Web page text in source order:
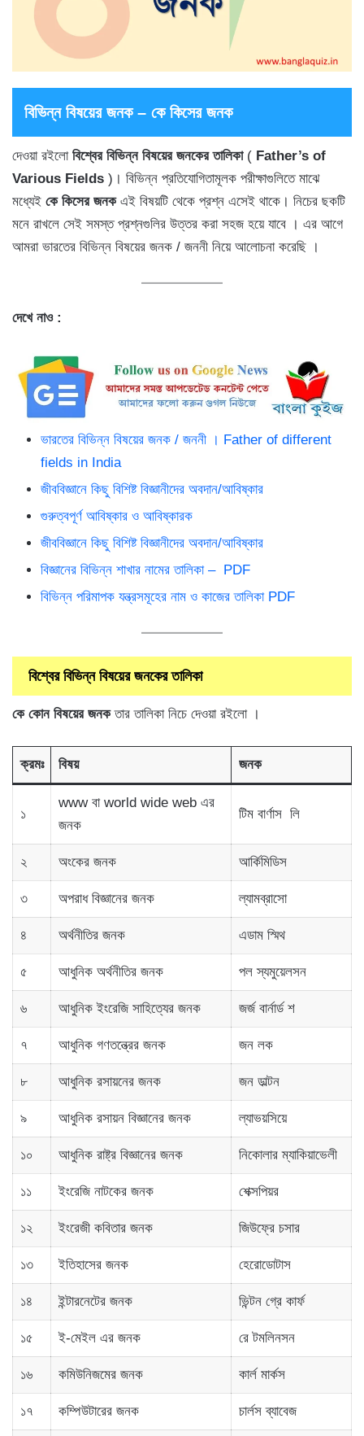
বিভিন্ন বিষয়ের জনক – কে কিসের জনক
দেওয়া রইলো বিশ্বের বিভিন্ন বিষয়ের জনকের তালিকা( Father’s of
Various Fields )। বিভিন্ন প্রতিযোগিতামূলক পরীক্ষাগুলিতে মাঝে
মধ্যেই কে কিসের জনকএই বিষয়টি থেকে প্রশ্ন এসেই থাকে। নিচের ছকটি
মনে রাখলে সেই সমস্ত প্রশ্নগুলির উত্তর করা সহজ হয়ে যাবে । এর আগে
আমরা ভারতের বিভিন্ন বিষয়ের জনক / জননী নিয়ে আলোচনা করেছি ।
দেখে নাও :
ভারতের বিভিন্ন বিষয়ের জনক / জননী । Father of different
fields in India
জীববিজ্ঞানে কিছু বিশিষ্ট বিজ্ঞানীদের অবদান/আবিষ্কার
গুরুত্বপূর্ণ আবিষ্কার ও আবিষ্কারক
জীববিজ্ঞানে কিছু বিশিষ্ট বিজ্ঞানীদের অবদান/আবিষ্কার
বিজ্ঞানের বিভিন্ন শাখার নামের তালিকা – PDF
বিভিন্ন পরিমাপক যন্ত্রসমূহের নাম ও কাজের তালিকা PDF
বিশ্বের বিভিন্ন বিষয়ের জনকের তালিকা
কে কোন বিষয়ের জনকতার তালিকা নিচে দেওয়া রইলো ।
ক্রমঃ বিষয় জনক
১
www বা world wide web এর
জনক
টিম বার্ণাস লি
২ অংকের জনক আর্কিমিডিস
৩ অপরাধ বিজ্ঞানের জনক ল্যামব্রাসো
৪ অর্থনীতির জনক এডাম স্মিথ
৫ আধুনিক অর্থনীতির জনক পল স্যমুয়েলসন
৬ আধুনিক ইংরেজি সাহিত্যের জনক জর্জ বার্নার্ড শ
৭ আধুনিক গণতন্ত্রের জনক জন লক
৮ আধুনিক রসায়নের জনক জন ডাল্টন
৯ আধুনিক রসায়ন বিজ্ঞানের জনক ল্যাভয়সিয়ে
১০ আধুনিক রাষ্ট্র বিজ্ঞানের জনক নিকোলার ম্যাকিয়াভেলী
১১ ইংরেজি নাটকের জনক শেক্সপিয়র
১২ ইংরেজী কবিতার জনক জিউফ্রে চসার
১৩ ইতিহাসের জনক হেরোডোটাস
১৪ ইন্টারনেটের জনক ভিন্টন গ্রে কার্ফ
১৫ ই-মেইল এর জনক রে টমলিনসন
১৬ কমিউনিজমের জনক কার্ল মার্কস
১৭ কম্পিউটারের জনক চার্লস ব্যাবেজ